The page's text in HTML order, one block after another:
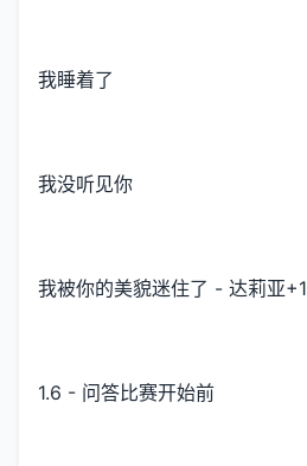
我睡着了
我没听见你
我被你的美貌迷住了 - 达莉亚+1
1.6 - 问答比赛开始前